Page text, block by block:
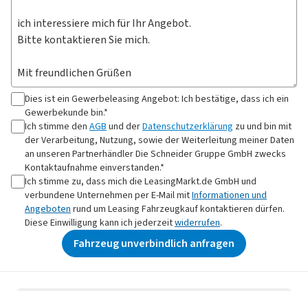
Dies ist ein Gewerbeleasing Angebot: Ich bestätige, dass ich ein
Gewerbekunde bin.*
Ich stimme den AGBund derDatenschutzerklärung zu und bin mit
der Verarbeitung, Nutzung, sowie der Weiterleitung meiner Daten
an unseren Partnerhändler Die Schneider Gruppe GmbH zwecks
Kontaktaufnahme einverstanden.*
Ich stimme zu, dass mich die LeasingMarkt.de GmbH und
verbundene Unternehmen per E-Mail mitInformationen und
Angebotenrund um Leasing Fahrzeugkauf kontaktieren dürfen.
Diese Einwilligung kann ich jederzeitwiderrufen.
Fahrzeug unverbindlich anfragen